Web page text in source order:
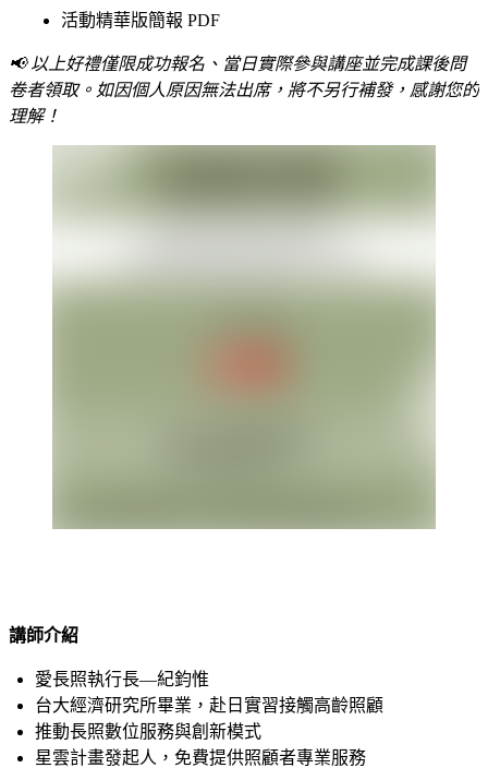
活動精華版簡報 PDF
📢 以上好禮僅限成功報名、當日實際參與講座並完成課後問
卷者領取。如因個人原因無法出席，將不另行補發，感謝您的
理解！
講師介紹
愛長照執行長—紀鈞惟
台大經濟研究所畢業，赴日實習接觸高齡照顧
推動長照數位服務與創新模式
星雲計畫發起人，免費提供照顧者專業服務